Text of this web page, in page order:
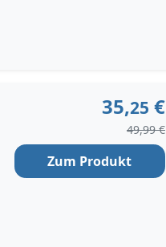
35,25 €
49,99 €
Zum Produkt